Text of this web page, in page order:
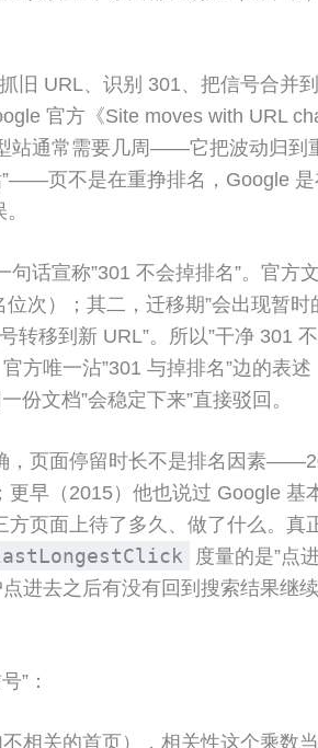
旧 URL、识别 301、把信号合并
官方《Site moves with URL
站通常需要几周——它把波动归到
”——页不是在重挣排名，Google
句话宣称”301 不会掉排名”。官
次）；其二，迁移期”会出现暂
转移到新 URL”。所以”干净 301
方唯一沾”301 与掉排名”边的表
份文档”会稳定下来”直接驳回。
，页面停留时长不是排名因素
早（2015）他也说过 Google
方页面上待了多久、做了什么。
度量的是”点
进去之后有没有回到搜索结果继
”：
相关的首页），相关性这个乘